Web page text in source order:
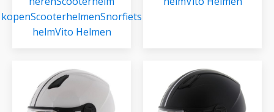
kopenScooterhelmenSnorfiets
helmVito Helmen